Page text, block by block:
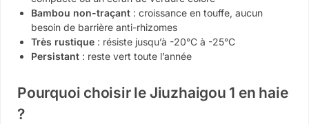
Bambou non-traçant : croissance en touffe, aucun
besoin de barrière anti-rhizomes
Très rustique : résiste jusqu’à -20°C à -25°C
Persistant : reste vert toute l’année
Pourquoi choisir le Jiuzhaigou 1 en haie
?